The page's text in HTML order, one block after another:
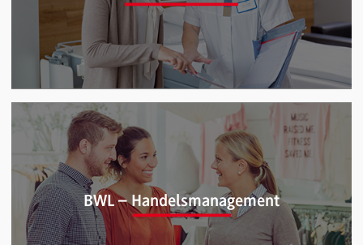
BWL – Gesundheitsmanagement (B.A.)
BWL – Handelsmanagement